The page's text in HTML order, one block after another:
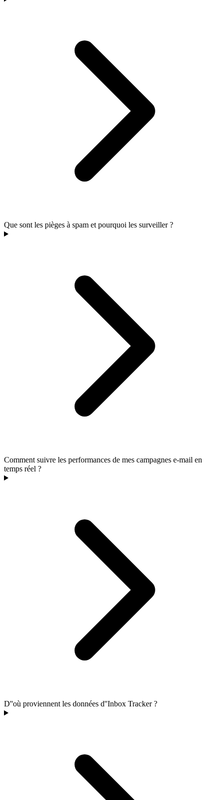
Que sont les pièges à spam et pourquoi les surveiller ?
Comment suivre les performances de mes campagnes e-mail en
temps réel ?
D''où proviennent les données d''Inbox Tracker ?